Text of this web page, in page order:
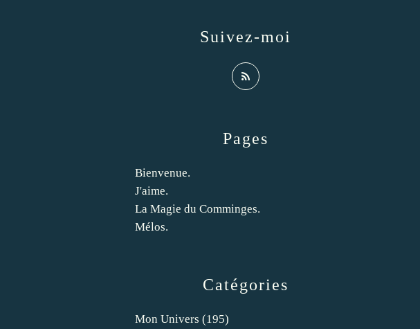
Catégories
Mon Univers (195)
Pages
Bienvenue.
J'aime.
La Magie du Comminges.
Mélos.
Suivez-moi